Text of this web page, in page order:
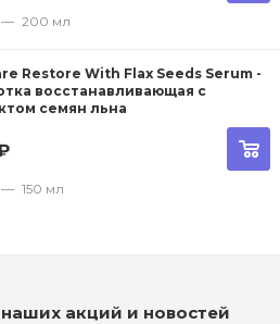
— 200 мл
Restore With Flax Seeds Serum -
восстанавливающая с
семян льна
— 150 мл
наших акций и новостей